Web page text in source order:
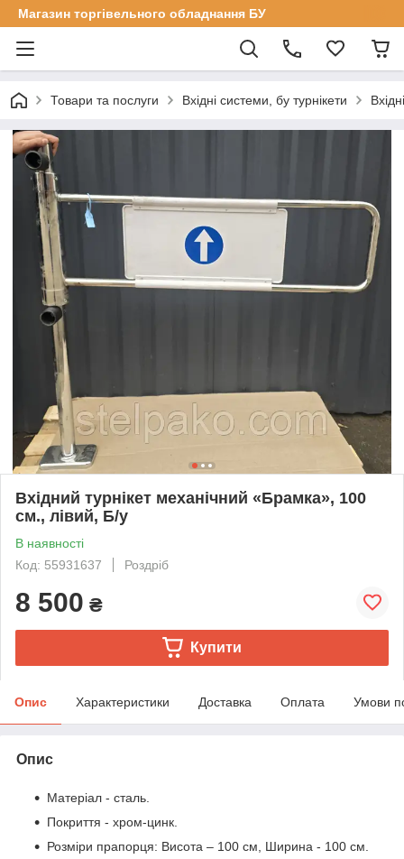
Магазин торгівельного обладнання БУ
Товари та послуги Вхідні системи, бу турнікети
Вхідний турнікет механічний «Брамка», 100
см., лівий, Б/у
В наявності
Код: 55931637
Роздріб
8 500 ₴
Купити
Опис Характеристики Доставка Оплата Умови
Опис
Матеріал - сталь.
Покриття - хром-цинк.
Розміри прапорця: Висота – 100 см, Ширина - 100 см.